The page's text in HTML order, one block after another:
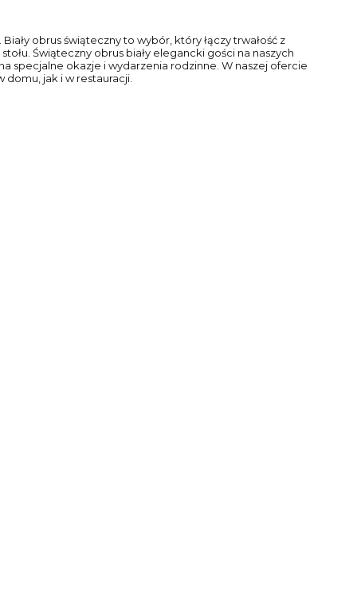
obrus świąteczny to wybór, który łączy trwałość z
Świąteczny obrus biały elegancki gości na naszych
specjalne okazje i wydarzenia rodzinne. W naszej ofercie
jak i w restauracji.